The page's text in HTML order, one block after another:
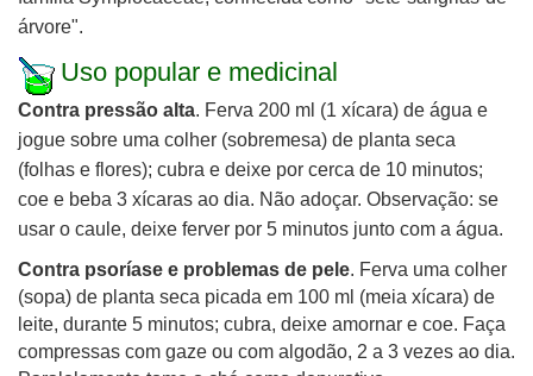
árvore".
Uso popular e medicinal
Contra pressão alta. Ferva 200 ml (1 xícara) de água e
jogue sobre uma colher (sobremesa) de planta seca
(folhas e flores); cubra e deixe por cerca de 10 minutos;
coe e beba 3 xícaras ao dia. Não adoçar. Observação: se
usar o caule, deixe ferver por 5 minutos junto com a água.
Contra psoríase e problemas de pele. Ferva uma colher
(sopa) de planta seca picada em 100 ml (meia xícara) de
leite, durante 5 minutos; cubra, deixe amornar e coe. Faça
compressas com gaze ou com algodão, 2 a 3 vezes ao dia.